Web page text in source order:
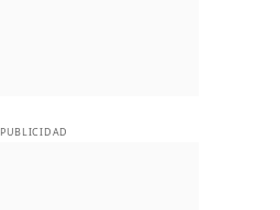
PUBLICIDAD